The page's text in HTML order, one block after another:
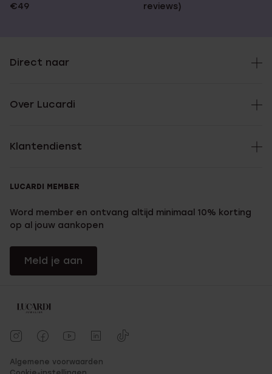
€49
reviews)
Direct naar
Over Lucardi
Klantendienst
LUCARDI MEMBER
Word member en ontvang altijd minimaal 10% korting
op al jouw aankopen
Meld je aan
Algemene voorwaarden